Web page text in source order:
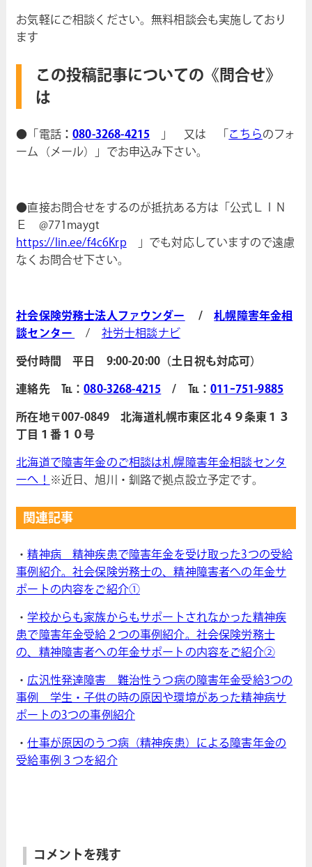
お気軽にご相談ください。無料相談会も実施しており
ます
この投稿記事についての《問合せ》
は
●「電話：080-3268-4215 」 又は 「こちらのフォ
ーム（メール）」でお申込み下さい。
●直接お問合せをするのが抵抗ある方は「公式ＬＩＮ
Ｅ @771maygt
https://lin.ee/f4c6Krp 」でも対応していますので遠慮
なくお問合せ下さい。
社会保険労務士法人ファウンダー /札幌障害年金相
談センター
/ 社労士相談ナビ
受付時間 平日 9:00-20:00（土日祝も対応可）
連絡先 ℡：080-3268-4215 / ℡：011ｰ751-9885
所在地〒007-0849 北海道札幌市東区北４９条東１３
丁目１番１０号
北海道で障害年金のご相談は札幌障害年金相談センタ
ーへ！ ※近日、旭川・釧路で拠点設立予定です。
関連記事
・精神病 精神疾患で障害年金を受け取った3つの受給
事例紹介。社会保険労務士の、精神障害者への年金サ
ポートの内容をご紹介①
・学校からも家族からもサポートされなかった精神疾
患で障害年金受給２つの事例紹介。社会保険労務士
の、精神障害者への年金サポートの内容をご紹介②
・広汎性発達障害 難治性うつ病の障害年金受給3つの
事例 学生・子供の時の原因や環境があった精神病サ
ポートの3つの事例紹介
・仕事が原因のうつ病（精神疾患）による障害年金の
受給事例３つを紹介
コメントを残す